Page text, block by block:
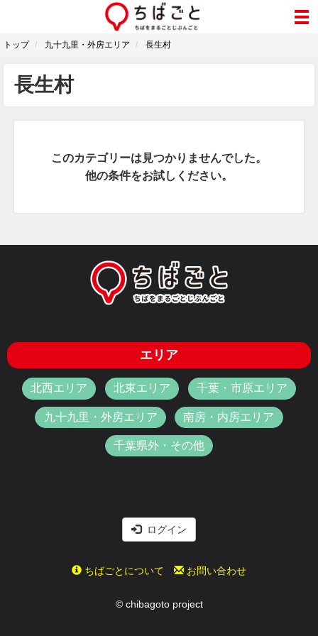
トップ 九十九里・外房エリア 長生村
長生村
このカテゴリーは見つかりませんでした。
他の条件をお試しください。
エリア
北西エリア 北東エリア 千葉・市原エリア
九十九里・外房エリア 南房・内房エリア
千葉県外・その他
ログイン
ちばごとについて お問い合わせ
© chibagoto project